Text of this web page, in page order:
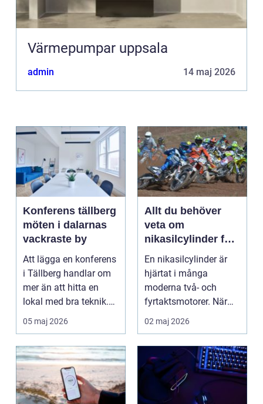
Värmepumpar uppsala
admin 14 maj 2026
Konferens tällberg
möten i dalarnas
vackraste by
Att lägga en konferens
i Tällberg handlar om
mer än att hitta en
lokal med bra teknik.
Den lilla byn...
05 maj 2026
Allt du behöver
veta om
nikasilcylinder för
motorcykel och
snöskoter
En nikasilcylinder är
hjärtat i många
moderna två- och
fyrtaktsmotorer. När
den fungerar som den
02 maj 2026